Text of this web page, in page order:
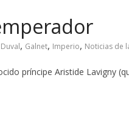
, Galnet, Imperio, Noticias de
príncipe Aristide Lavigny